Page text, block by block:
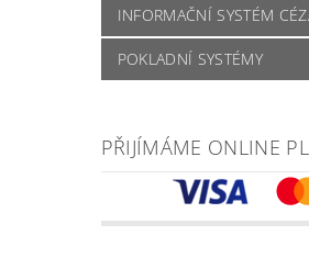
INFORMAČNÍ SYSTÉM
POKLADNÍ SYSTÉMY
PŘIJÍMÁME ONLINE